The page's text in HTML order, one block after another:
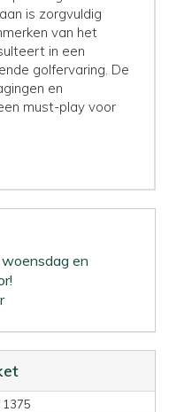
is zorgvuldig
van het
in een
golfervaring. De
en
must-play voor
en
1375